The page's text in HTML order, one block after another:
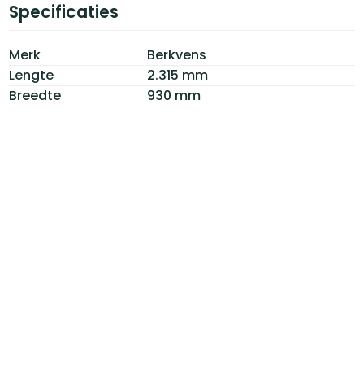
Specificaties
Merk
Berkvens
Lengte
2.315 mm
Breedte
930 mm